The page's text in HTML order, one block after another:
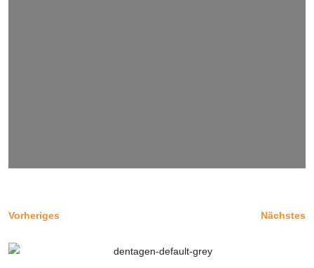
Vorheriges Nächstes